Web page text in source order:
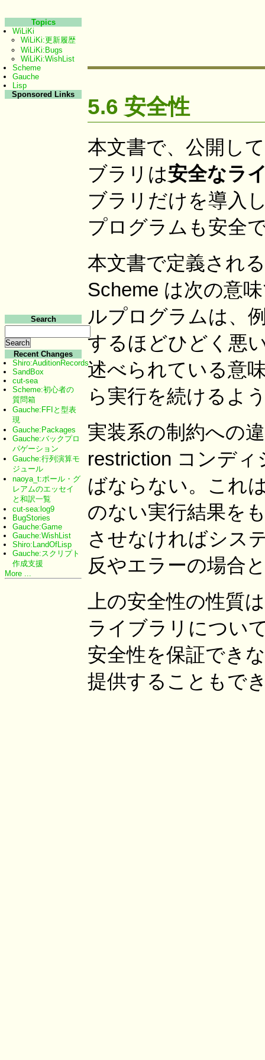
5.6 安全性
本文書で、公開し
ブラリは安全なラ
ブラリだけを導入
プログラムも安全
本文書で定義され
Scheme は次の意
ルプログラムは、
するほどひどく悪
述べられている意
ら実行を続けるよ
実装系の制約への
restriction コンデ
ばならない。これ
のない実行結果を
させなければシス
反やエラーの場合
上の安全性の性質
ライブラリについ
安全性を保証でき
提供することもで
Topics
WiLiKi
WiLiKi:更新履歴
WiLiKi:Bugs
WiLiKi:WishList
Scheme
Gauche
Lisp
Sponsored Links
Search
Recent Changes
Shiro:AuditionRecords
SandBox
cut-sea
Scheme:初心者の
質問箱
Gauche:FFIと型表
現
Gauche:Packages
Gauche:バックプロ
パゲーション
Gauche:行列演算モ
ジュール
naoya_t:ポール・グ
レアムのエッセイ
と和訳一覧
cut-sea:log9
BugStories
Gauche:Game
Gauche:WishList
Shiro:LandOfLisp
Gauche:スクリプト
作成支援
More ...